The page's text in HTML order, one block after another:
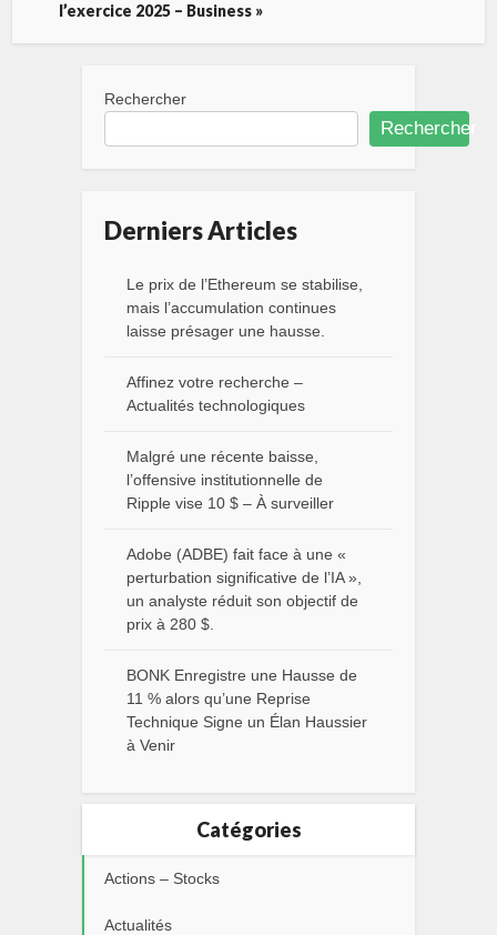
l’exercice 2025 – Business »
Rechercher
Rechercher
Derniers Articles
Le prix de l’Ethereum se stabilise,
mais l’accumulation continues
laisse présager une hausse.
Affinez votre recherche –
Actualités technologiques
Malgré une récente baisse,
l’offensive institutionnelle de
Ripple vise 10 $ – À surveiller
Adobe (ADBE) fait face à une «
perturbation significative de l’IA »,
un analyste réduit son objectif de
prix à 280 $.
BONK Enregistre une Hausse de
11 % alors qu’une Reprise
Technique Signe un Élan Haussier
à Venir
Catégories
Actions – Stocks
Actualités